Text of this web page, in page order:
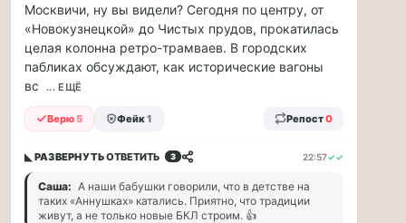
способ
решать
проблемы
с
кадрами...
Я
считаю,
тепрь
нам
Москвичи, ну вы видели? Сегодня по центру, от
«Новокузнецкой» до Чистых прудов, прокатилась
целая колонна ретро-трамваев. В городских
пабликах обсуждают, как исторические вагоны
вс
... ЕЩЁ
Верю 5 Фейк1 Репост0
◣ РАЗВЕРНУТЬОТВЕТИТЬ 3 22:57✓✓
Саша: А наши бабушки говорили, что в детстве на
таких «Аннушках» катались. Приятно, что традиции
живут, а не только новые БКЛ строим. 👍